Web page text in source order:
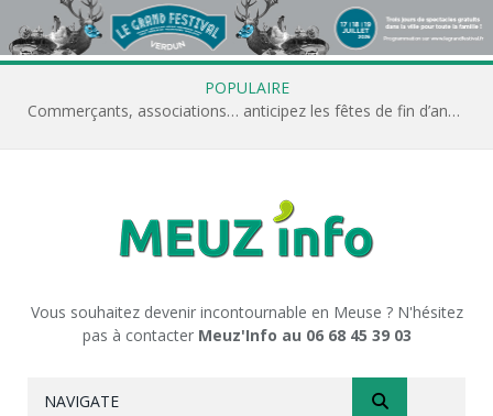
POPULAIRE
Commerçants, associations… anticipez les fêtes de fin d’année avec Meuz’Info
Vous souhaitez devenir incontournable en Meuse ? N'hésitez
pas à contacter Meuz'Info au 06 68 45 39 03
NAVIGATE